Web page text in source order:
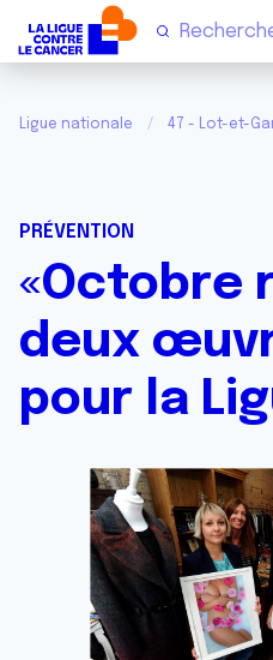
Ligue nationale 47 - Lot-et-
PRÉVENTION
«Octobre
deux
pour la